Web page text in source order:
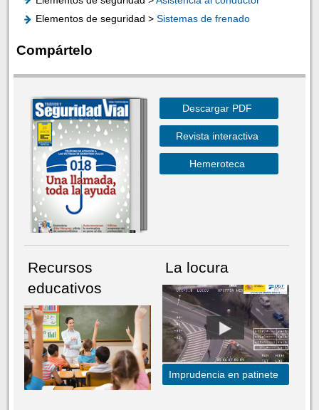
Elementos de seguridad > Sistemas de frenado
Compártelo
Descargar PDF
Revista interactiva
Hemeroteca
Recursos
educativos
La locura
Imprudencia en patinete